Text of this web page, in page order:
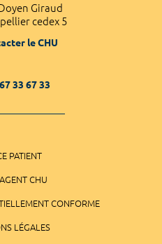
Giraud
cedex 5
le CHU
33 67 33
PATIENT
CHU
CONFORME
LÉGALES